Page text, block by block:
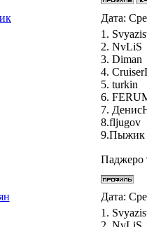
Дата:
1.
2. NvLiS
3. Diman
4.
5. turkin
6.
7.
8.fljugov
9.Пыжик
Паджеро
Дата:
1.